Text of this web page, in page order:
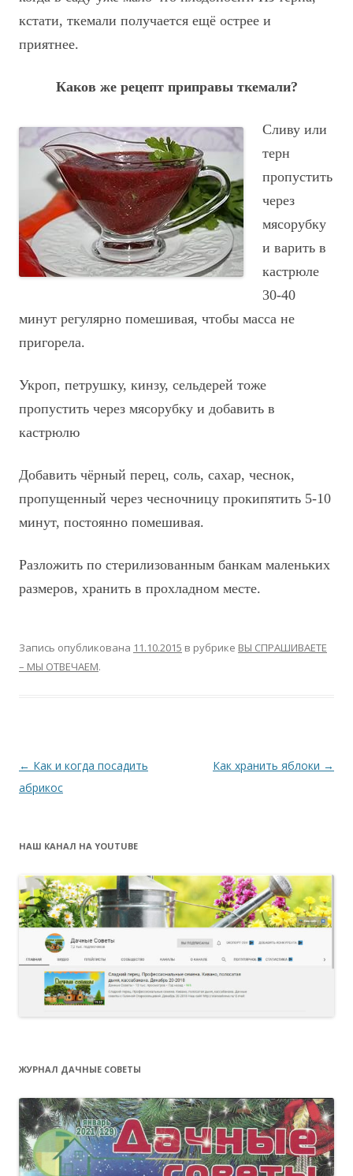
кстати, ткемали получается ещё острее и
приятнее.
Каков же рецепт приправы ткемали?
Сливу или
терн
пропустить
через
мясорубку
и варить в
кастрюле
30-40
минут регулярно помешивая, чтобы масса не
пригорела.
Укроп, петрушку, кинзу, сельдерей тоже
пропустить через мясорубку и добавить в
кастрюлю
Добавить чёрный перец, соль, сахар, чеснок,
пропущенный через чесночницу прокипятить 5-10
минут, постоянно помешивая.
Разложить по стерилизованным банкам маленьких
размеров, хранить в прохладном месте.
Запись опубликована 11.10.2015 в рубрике ВЫ СПРАШИВАЕТЕ
– МЫ ОТВЕЧАЕМ.
Навигация
по
← Как и когда посадить
абрикос
Как хранить яблоки →
НАШ КАНАЛ НА YOUTUBE
ЖУРНАЛ ДАЧНЫЕ СОВЕТЫ